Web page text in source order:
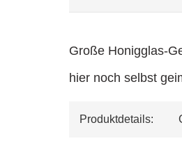
Große Honigglas-
hier noch selbst
Produktdetails: